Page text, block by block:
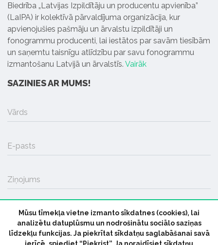
Biedrība „Latvijas Izpildītāju un producentu apvienība”
(LaIPA) ir kolektīvā pārvaldījuma organizācija, kur
apvienojušies pašmāju un ārvalstu izpildītāji un
fonogrammu producenti, lai iestātos par savām tiesībām
un saņemtu taisnīgu atlīdzību par savu fonogrammu
izmantošanu Latvijā un ārvalstīs. Vairāk
SAZINIES AR MUMS!
Vārds
E-pasts
Ziņojums
SŪTĪT
Mūsu tīmekļa vietne izmanto sīkdatnes (cookies), lai
analizētu datuplūsmu un nodrošinātu sociālo saziņas
līdzekļu funkcijas. Ja piekrītat sīkdatņu saglabāšanai savā